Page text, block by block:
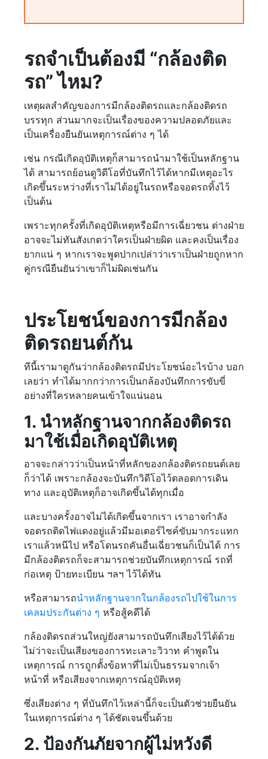
รถจำเป็นต้องมี “กล้องติด
รถ” ไหม?
เหตุผลสำคัญของการมีกล้องติดรถและกล้องติดรถ
บรรทุก ส่วนมากจะเป็นเรื่องของความปลอดภัยและ
เป็นเครื่องยืนยันเหตุการณ์ต่าง ๆ ได้
เช่น กรณีเกิดอุบัติเหตุก็สามารถนำมาใช้เป็นหลักฐาน
ได้ สามารถย้อนดูวิดีโอที่บันทึกไว้ได้หากมีเหตุอะไร
เกิดขึ้นระหว่างที่เราไม่ได้อยู่ในรถหรือจอดรถทิ้งไว้
เป็นต้น
เพราะทุกครั้งที่เกิดอุบัติเหตุหรือมีการเฉี่ยวชน ต่างฝ่าย
อาจจะไม่ทันสังเกตว่าใครเป็นฝ่ายผิด และคงเป็นเรื่อง
ยากแน่ ๆ หากเราจะพูดปากเปล่าว่าเราเป็นฝ่ายถูกหาก
คู่กรณียืนยันว่าเขาก็ไม่ผิดเช่นกัน
ประโยชน์ของการมีกล้อง
ติดรถยนต์กัน
ทีนี้เรามาดูกันว่ากล้องติดรถมีประโยชน์อะไรบ้าง บอก
เลยว่า ทำได้มากกว่าการเป็นกล้องบันทึกการขับขี่
อย่างที่ใครหลายคนเข้าใจแน่นอน
1. นำหลักฐานจากกล้องติดรถ
มาใช้เมื่อเกิดอุบัติเหตุ
อาจจะกล่าวว่าเป็นหน้าที่หลักของกล้องติดรถยนต์เลย
ก็ว่าได้ เพราะกล้องจะบันทึกวิดีโอไว้ตลอดการเดิน
ทาง และอุบัติเหตุก็อาจเกิดขึ้นได้ทุกเมื่อ
และบางครั้งอาจไม่ได้เกิดขึ้นจากเรา เราอาจกำลัง
จอดรถติดไฟแดงอยู่แล้วมีมอเตอร์ไซค์ขับมากระแทก
เราแล้วหนีไป หรือโดนรถคันอื่นเฉี่ยวชนก็เป็นได้ การ
มีกล้องติดรถก็จะสามารถช่วยบันทึกเหตุการณ์ รถที่
ก่อเหตุ ป้ายทะเบียน ฯลฯ ไว้ได้ทัน
หรือสามารถนำหลักฐานจากในกล้องรถไปใช้ในการ
เคลมประกันต่าง ๆ หรือสู้คดีได้
กล้องติดรถส่วนใหญ่ยังสามารถบันทึกเสียงไว้ได้ด้วย
ไม่ว่าจะเป็นเสียงของการทะเลาะวิวาท คำพูดใน
เหตุการณ์ การถูกตั้งข้อหาที่ไม่เป็นธรรมจากเจ้า
หน้าที่ หรือเสียงจากเหตุการณ์อุบัติเหตุ
ซึ่งเสียงต่าง ๆ ที่บันทึกไว้เหล่านี้ก็จะเป็นตัวช่วยยืนยัน
ในเหตุการณ์ต่าง ๆ ได้ชัดเจนขึ้นด้วย
2. ป้องกันภัยจากผู้ไม่หวังดี